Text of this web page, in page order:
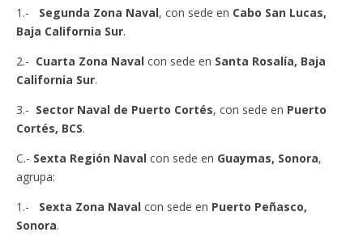
1.- Segunda Zona Naval, con sede en Cabo San Lucas,
Baja California Sur.
2.- Cuarta Zona Naval con sede en Santa Rosalía, Baja
California Sur.
3.- Sector Naval de Puerto Cortés, con sede en Puerto
Cortés, BCS.
C.- Sexta Región Naval con sede en Guaymas, Sonora,
agrupa:
1.- Sexta Zona Naval con sede en Puerto Peñasco,
Sonora.